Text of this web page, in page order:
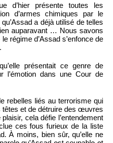
d’hier présente toutes les
d’armes chimiques par le
a déjà utilisé de telles
auparavant … Nous savons
régime d’Assad s’enfonce de
présentait ce genre de
l’émotion dans une Cour de
rebelles liés au terrorisme qui
têtes et de détruire des œuvres
cela défie l’entendement
ces fous furieux de la liste
À moins, bien sûr, qu’elle ne